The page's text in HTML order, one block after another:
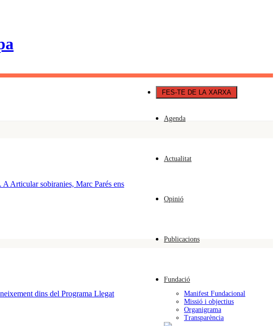
FES-TE DE LA XARXA
Agenda
Actualitat
Opinió
Publicacions
Fundació
Manifest Fundacional
Missió i objectius
Organigrama
Transparència
Articular sobiranies, Marc Parés ens
dins del Programa Llegat